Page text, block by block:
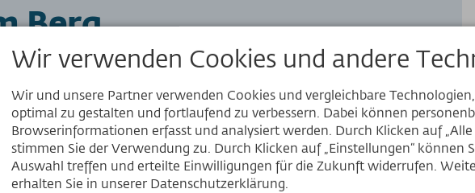
Berg
jedes Monats servieren wir kulinarische
Frühstück bis zum Mittagessen beim
Höfatsblick am Nebelhorn.
mehr erfahren
Wir verwenden Cookies und andere
Wir und unsere Partner verwenden Cookies und vergleichbare
optimal zu gestalten und fortlaufend zu verbessern. Dabei können
Browserinformationen erfasst und analysiert werden. Durch Klicken auf „Alle
stimmen Sie der Verwendung zu. Durch Klicken auf „Einstellungen“ können
Auswahl treffen und erteilte Einwilligungen für die Zukunft widerrufen.
erhalten Sie in unserer Datenschutzerklärung.
Website
Deutsch
English